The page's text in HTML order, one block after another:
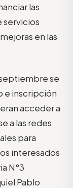
las
servicios
en las
se
e inscripción
acceder a
a las redes
para
interesados
N°3
Pablo